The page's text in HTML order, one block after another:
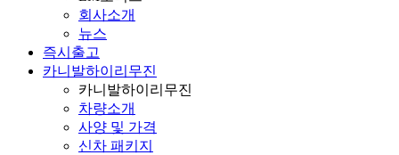
회사소개
뉴스
즉시출고
카니발하이리무진
카니발하이리무진
차량소개
사양 및 가격
신차 패키지